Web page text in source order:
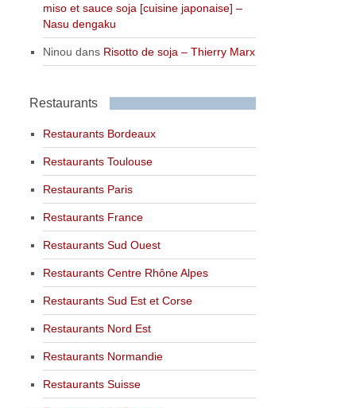
miso et sauce soja [cuisine japonaise] –
Nasu dengaku
Ninou dans Risotto de soja – Thierry Marx
Restaurants
Restaurants Bordeaux
Restaurants Toulouse
Restaurants Paris
Restaurants France
Restaurants Sud Ouest
Restaurants Centre Rhône Alpes
Restaurants Sud Est et Corse
Restaurants Nord Est
Restaurants Normandie
Restaurants Suisse